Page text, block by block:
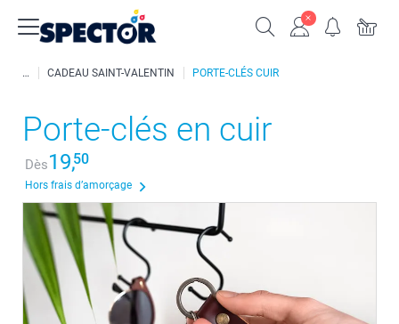
CADEAU SAINT-VALENTIN PORTE-CLÉS CUIR
Porte-clés en cuir
Dès19,50
Hors frais d’amorçage